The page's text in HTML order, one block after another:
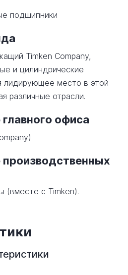
подшипники
Timken Company,
и цилиндрические
лидирующее место в этой
различные отрасли.
офиса
(вместе с Timken).